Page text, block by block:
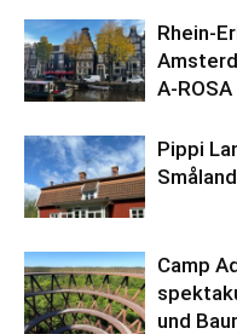
Rhein-
A-ROSA
Pippi
Småland
Camp
und